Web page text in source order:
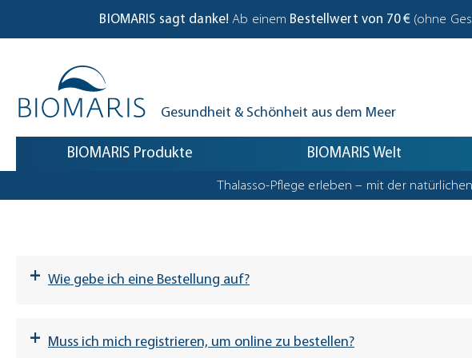
Hauptinhalt springen
Zur Suche springen
Zur Hauptnavigation springen
BIOMARIS sagt danke! Ab einem Bestellwert von 70 €(ohne
Gesundheit & Schönheit aus dem Meer
BIOMARIS Produkte BIOMARIS Welt
Thalasso-Pflege erleben – mit der
+ Wie gebe ich eine Bestellung auf?
+ Muss ich mich registrieren, um online zu bestellen?